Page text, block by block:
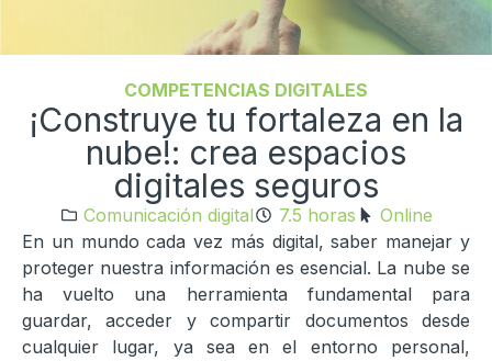
COMPETENCIAS DIGITALES
¡Construye tu fortaleza en la
nube!: crea espacios
digitales seguros
Comunicación digital 7.5 horas
Online
En un mundo cada vez más digital, saber manejar y
proteger nuestra información es esencial. La nube se
ha vuelto una herramienta fundamental para
guardar, acceder y compartir documentos desde
cualquier lugar, ya sea en el entorno personal,